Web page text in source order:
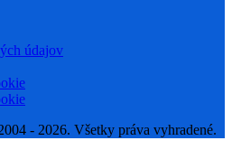
údajov
- 2026. Všetky práva vyhradené.